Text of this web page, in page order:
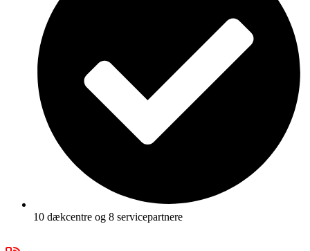
10 dækcentre og 8 servicepartnere